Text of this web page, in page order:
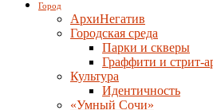
Город
АрхиНегатив
Городская среда
Парки и скверы
Граффити и стрит-
Культура
Идентичность
«Умный Сочи»